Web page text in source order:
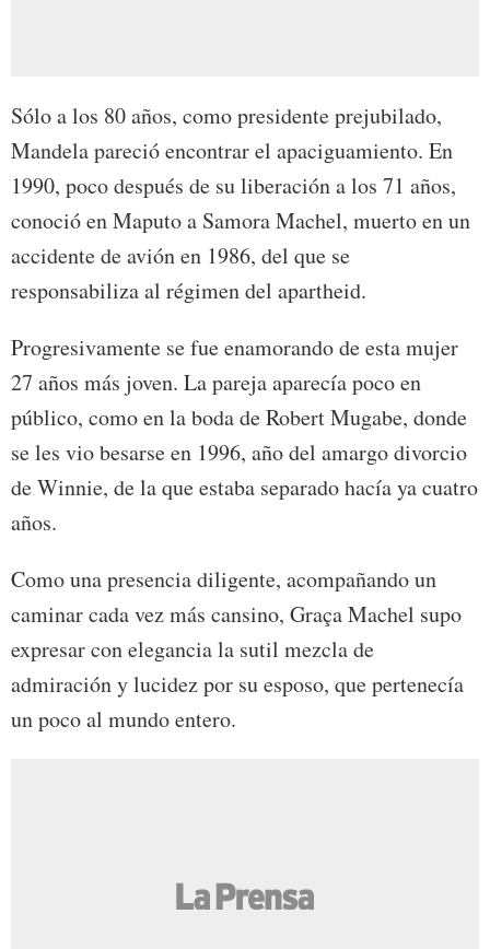
Sólo a los 80 años, como presidente prejubilado,
Mandela pareció encontrar el apaciguamiento. En
1990, poco después de su liberación a los 71 años,
conoció en Maputo a Samora Machel, muerto en un
accidente de avión en 1986, del que se
responsabiliza al régimen del apartheid.
Progresivamente se fue enamorando de esta mujer
27 años más joven. La pareja aparecía poco en
público, como en la boda de Robert Mugabe, donde
se les vio besarse en 1996, año del amargo divorcio
de Winnie, de la que estaba separado hacía ya cuatro
años.
Como una presencia diligente, acompañando un
caminar cada vez más cansino, Graça Machel supo
expresar con elegancia la sutil mezcla de
admiración y lucidez por su esposo, que pertenecía
un poco al mundo entero.